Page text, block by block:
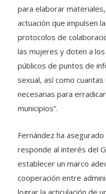
para elaborar
actuación que impulsen
protocolos de
las mujeres y doten a
públicos de puntos de
sexual, así como
necesarias para
municipios”.
Fernández ha
responde al interés del
establecer un marco
cooperación entre
lograr la articulación de